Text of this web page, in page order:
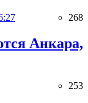
268
Анкара,
253